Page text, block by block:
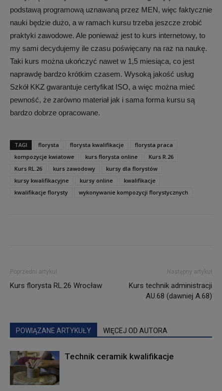
podstawą programową uznawaną przez MEN, więc faktycznie
nauki będzie dużo, a w ramach kursu trzeba jeszcze zrobić
praktyki zawodowe. Ale ponieważ jest to kurs internetowy, to
my sami decydujemy ile czasu poświęcany na raz na naukę.
Taki kurs można ukończyć nawet w 1,5 miesiąca, co jest
naprawdę bardzo krótkim czasem. Wysoką jakość usług
Szkół KKZ gwarantuje certyfikat ISO, a więc można mieć
pewność, że zarówno materiał jak i sama forma kursu są
bardzo dobrze opracowane.
TAGI florysta florysta kwalifikacje
florysta praca
kompozycje kwiatowe
kurs florysta online
Kurs R.26
Kurs RL.26
kurs zawodowy
kursy dla florystów
kursy kwalifikacyjne
kursy online
kwalifikacje
kwalifikacje florysty
wykonywanie kompozycji florystycznych
Poprzedni artykuł
Kurs florysta RL.26 Wrocław
Następny artykuł
Kurs technik administracji
AU.68 (dawniej A.68)
POWIĄZANE ARTYKUŁY WIĘCEJ OD AUTORA
Technik ceramik kwalifikacje